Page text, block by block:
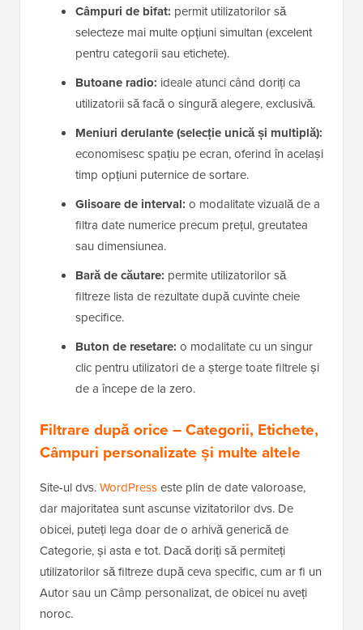
Câmpuri de bifat: permit utilizatorilor să
selecteze mai multe opțiuni simultan (excelent
pentru categorii sau etichete).
Butoane radio: ideale atunci când doriți ca
utilizatorii să facă o singură alegere, exclusivă.
Meniuri derulante (selecție unică și multiplă):
economisesc spațiu pe ecran, oferind în același
timp opțiuni puternice de sortare.
Glisoare de interval: o modalitate vizuală de a
filtra date numerice precum prețul, greutatea
sau dimensiunea.
Bară de căutare: permite utilizatorilor să
filtreze lista de rezultate după cuvinte cheie
specifice.
Buton de resetare: o modalitate cu un singur
clic pentru utilizatori de a șterge toate filtrele și
de a începe de la zero.
Filtrare după orice – Categorii, Etichete,
Câmpuri personalizate și multe altele
Site-ul dvs.WordPresseste plin de date valoroase,
dar majoritatea sunt ascunse vizitatorilor dvs. De
obicei, puteți lega doar de o arhivă generică de
Categorie, și asta e tot. Dacă doriți să permiteți
utilizatorilor să filtreze după ceva specific, cum ar fi un
Autor sau un Câmp personalizat, de obicei nu aveți
noroc.